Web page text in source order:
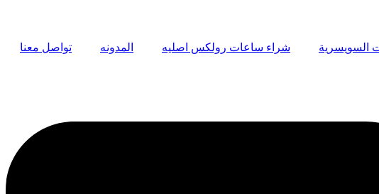
السويسرية شراء ساعات رولكس اصليه المدونه تواصل معنا